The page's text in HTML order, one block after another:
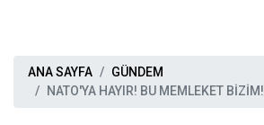
ANA SAYFA
GÜNDEM
NATO'YA HAYIR! BU MEMLEKET BİZİM!